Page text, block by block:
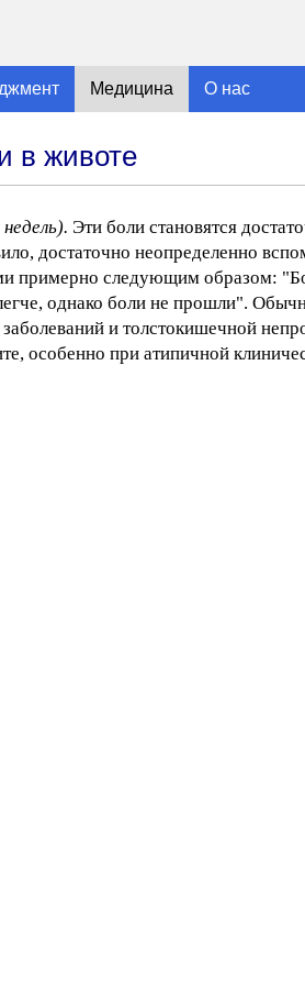
Медицина О нас
в животе
Эти боли становятся
достаточно неопределенно
примерно следующим образом:
однако боли не прошли".
и толстокишечной
особенно при атипичной